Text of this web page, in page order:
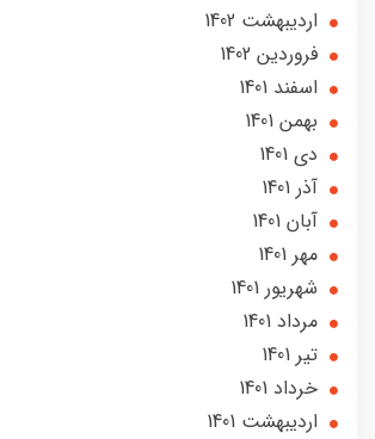
ارديبهشت 1402
فروردین 1402
اسفند 1401
بهمن 1401
دی 1401
آذر 1401
آبان 1401
مهر 1401
شهریور 1401
مرداد 1401
تير 1401
خرداد 1401
ارديبهشت 1401